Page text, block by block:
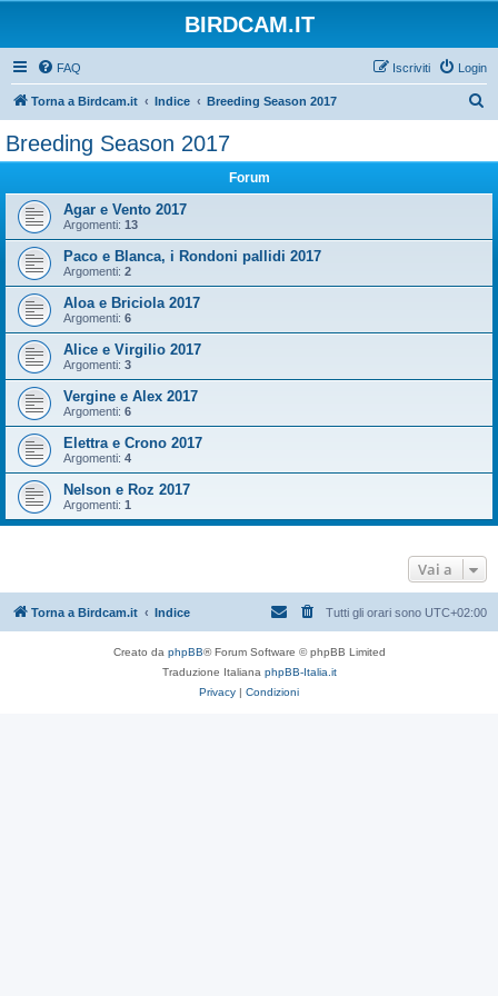
BIRDCAM.IT
FAQ Login
Iscriviti
Torna a Birdcam.it Indice Breeding Season 2017
Breeding Season 2017
Forum
Agar e Vento 2017
Argomenti: 13
Paco e Blanca, i Rondoni pallidi 2017
Argomenti: 2
Aloa e Briciola 2017
Argomenti: 6
Alice e Virgilio 2017
Argomenti: 3
Vergine e Alex 2017
Argomenti: 6
Elettra e Crono 2017
Argomenti: 4
Nelson e Roz 2017
Argomenti: 1
Vai a
Torna a Birdcam.it Indice Tutti gli orari sono UTC+02:00
Creato da phpBB® Forum Software © phpBB Limited
Traduzione Italiana phpBB-Italia.it
Privacy | Condizioni